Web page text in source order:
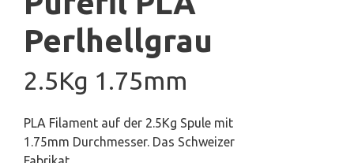
Perlhellgrau
2.5Kg 1.75mm
PLA Filament auf der 2.5Kg Spule mit
1.75mm Durchmesser. Das Schweizer